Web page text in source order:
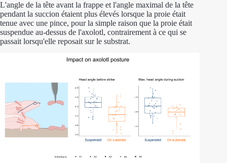
L'angle de la tête avant la frappe et l'angle maximal de la tête
pendant la succion étaient plus élevés lorsque la proie était
tenue avec une pince, pour la simple raison que la proie était
suspendue au-dessus de l'axolotl, contrairement à ce qui se
passait lorsqu'elle reposait sur le substrat.